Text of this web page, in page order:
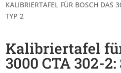
KALIBRIERTAFEL FÜR BOSCH DAS
TYP 2
Kalibriertafel für
3000 CTA 302-